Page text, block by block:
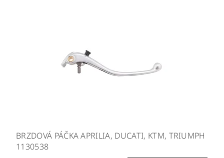
BRZDOVÁ PÁČKA APRILIA, DUCATI, KTM, TRIUMPH
1130538